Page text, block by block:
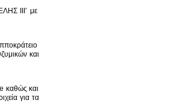
ΙΙΙ’ με
και
καθώς και
για τα